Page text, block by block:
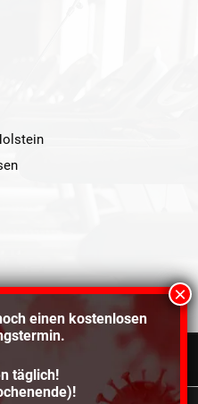
Nord, All Rights Reserved.
einen kostenlosen
täglich!